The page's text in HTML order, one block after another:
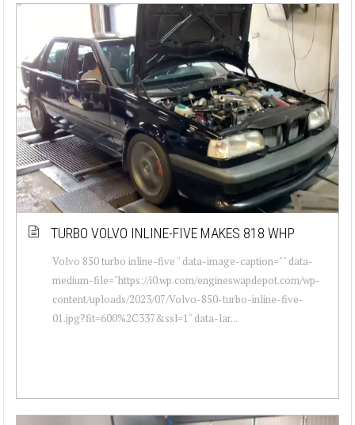
TURBO VOLVO INLINE-FIVE MAKES 818 WHP
Volvo 850 turbo inline-five " data-image-caption="" data-
medium-file="https://i0.wp.com/engineswapdepot.com/wp-
content/uploads/2023/07/Volvo-850-turbo-inline-five-
01.jpg?fit=600%2C337&ssl=1" data-lar...